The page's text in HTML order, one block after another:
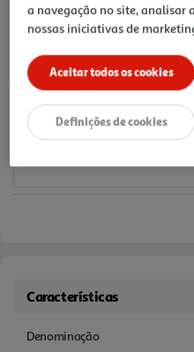
0,99 €
Notas de preparação
Características
Denominação
a navegação no site, analisar
nossas iniciativas de
Aceitar todos os cookies
Definições de cookies